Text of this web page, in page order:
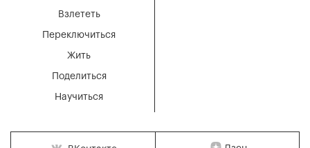
Взлететь
Переключиться
Жить
Поделиться
Научиться